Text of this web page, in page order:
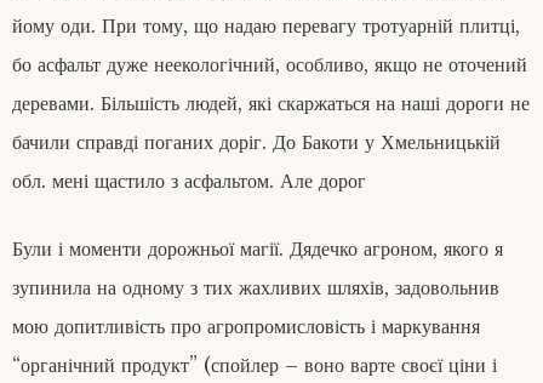
йому оди. При тому, що надаю перевагу тротуарній плитці,
бо асфальт дуже неекологічний, особливо, якщо не оточений
деревами. Більшість людей, які скаржаться на наші дороги не
бачили справді поганих доріг. До Бакоти у Хмельницькій
обл. мені щастило з асфальтом. Але дорог
Були і моменти дорожньої магії. Дядечко агроном, якого я
зупинила на одному з тих жахливих шляхів, задовольнив
мою допитливість про агропромисловість і маркування
“органічний продукт” (спойлер – воно варте своєї ціни і